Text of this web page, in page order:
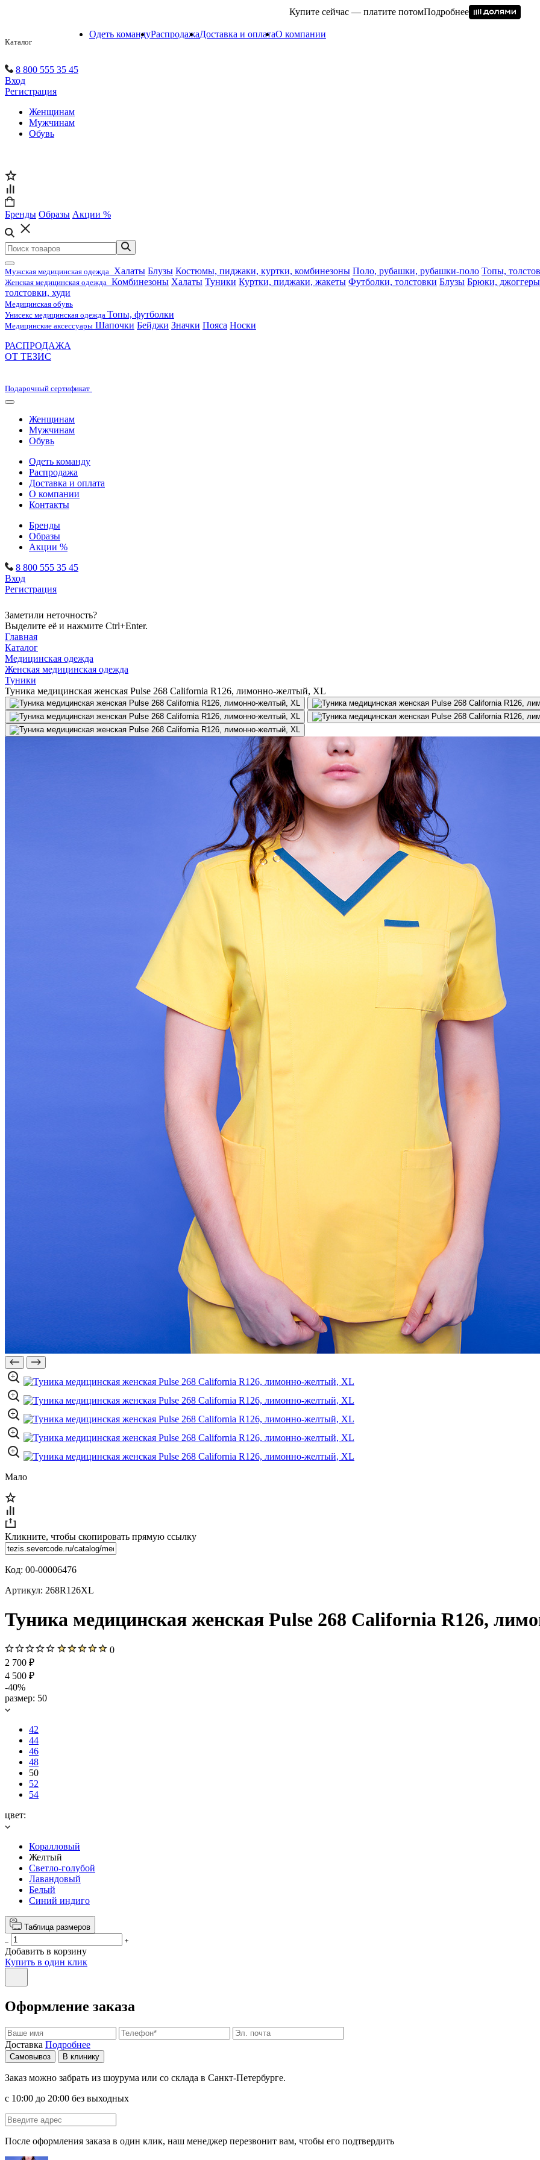
Купите сейчас — платите потомПодробнее
Каталог
Одеть командуРаспродажаДоставка и оплатаО компании
8 800 555 35 45
Вход
Регистрация
Женщинам
Мужчинам
Обувь
Бренды Образы Акции %
Мужская медицинская одежда Халаты Блузы Костюмы, пиджаки, куртки, комбинезоны Поло, рубашки, рубашки-поло Топы,
Женская медицинская одежда Комбинезоны Халаты Туники Куртки, пиджаки, жакеты Футболки, толстовки Блузы Брюки, джоггеры
толстовки, худи
Медицинская обувь
Унисекс медицинская одежда Топы, футболки
Медицинские аксессуары Шапочки Бейджи Значки Пояса Носки
РАСПРОДАЖА
ОТ ТЕЗИС
Подарочный сертификат
Женщинам
Мужчинам
Обувь
Одеть команду
Распродажа
Доставка и оплата
О компании
Контакты
Бренды
Образы
Акции %
8 800 555 35 45
Вход
Регистрация
Заметили неточность?
Выделите её и нажмите Ctrl+Enter.
Главная
Каталог
Медицинская одежда
Женская медицинская одежда
Туники
Туника медицинская женская Pulse 268 California R126, лимонно-желтый, XL
Мало
Кликните, чтобы скопировать прямую ссылку
Код: 00-00006476
Артикул: 268R126XL
Туника медицинская женская Pulse 268 California R126,
0
2 700 ₽
4 500 ₽
-40%
размер: 50
42
44
46
48
50
52
54
цвет:
Коралловый
Желтый
Светло-голубой
Лавандовый
Белый
Синий индиго
Таблица размеров
Добавить в корзину
Купить в один клик
Оформление заказа
Доставка Подробнее
Самовывоз В клинику
Заказ можно забрать из шоурума или со склада в Санкт-Петербурге.
с 10:00 до 20:00 без выходных
После оформления заказа в один клик, наш менеджер перезвонит вам, чтобы его подтвердить